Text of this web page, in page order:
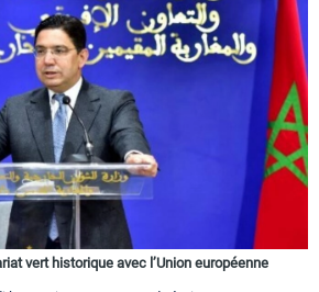
vert historique avec l’Union européenne